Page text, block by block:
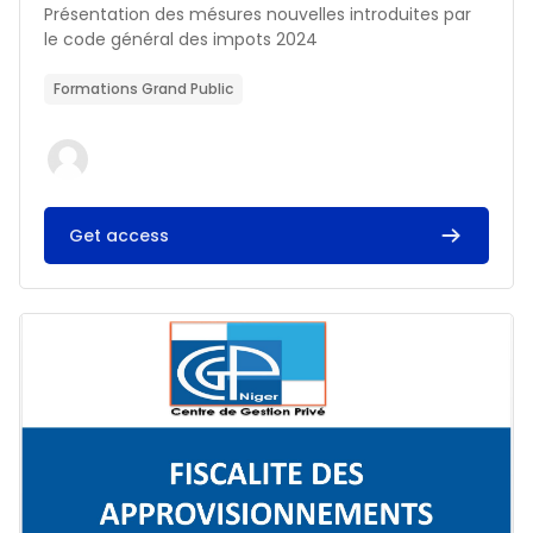
Résumé du cours :
Présentation des mésures nouvelles introduites par
le code général des impots 2024
Formations Grand Public
Get access
Image du cours FISCALITE DES APPROVISIONNEMENTS